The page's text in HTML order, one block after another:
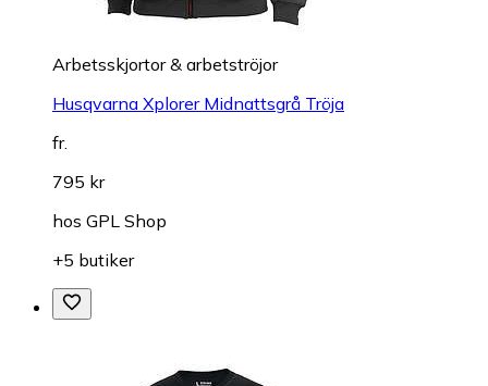
Arbetsskjortor & arbetströjor
Husqvarna Xplorer Midnattsgrå Tröja
fr.
795 kr
hos GPL Shop
+5 butiker